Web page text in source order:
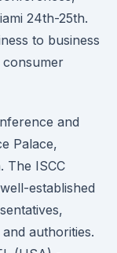
24th-25th.
to business
and
Palace,
The ISCC
established
authorities.